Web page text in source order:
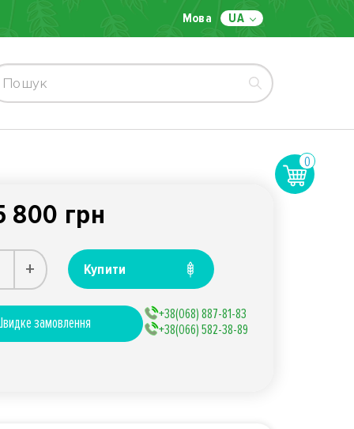
Мова UA
0
800 грн
+ Купити
замовлення
+38(068) 887-81-83
+38(066) 582-38-89